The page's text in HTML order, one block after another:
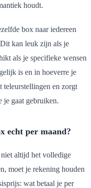
houdt.
box naar iedereen
kan leuk zijn als je
als je specifieke wensen
is en in hoeverre je
en zorgt
je gaat gebruiken.
echt per maand?
altijd het volledige
moet je rekening houden
wat betaal je per